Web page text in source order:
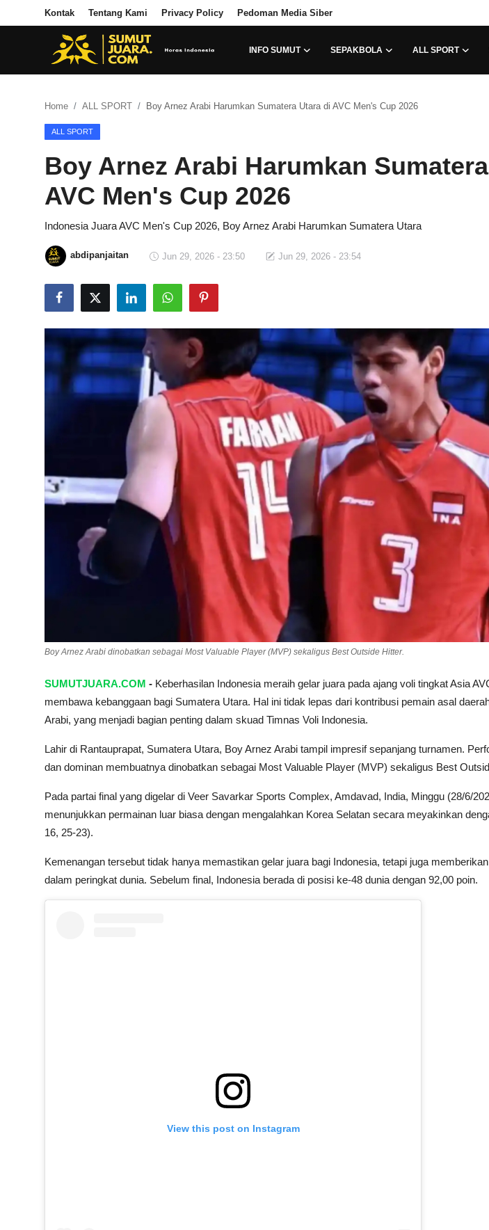
Kontak Tentang Kami Privacy Policy Pedoman Media Siber
INFO SUMUT SEPAKBOLA ALL SPORT
Login Register
Privacy Policy
INFO SUMUT
SEPAKBOLA
ALL SPORT
SPORTAIMENT
SOSOK
Home ALL SPORT Boy Arnez Arabi Harumkan Sumatera Utara di AVC Men's Cup 2026
ALL SPORT
Boy Arnez Arabi Harumkan
AVC Men's Cup 2026
Indonesia Juara AVC Men's Cup 2026, Boy Arnez Arabi Harumkan Sumatera Utara
abdipanjaitan Jun 29, 2026 - 23:50 Jun 29, 2026 - 23:54
Boy Arnez Arabi dinobatkan sebagai Most Valuable Player (MVP) sekaligus Best Outside Hitter.
SUMUTJUARA.COM - Keberhasilan Indonesia meraih gelar juara pada ajang voli tingkat Asia
membawa kebanggaan bagi Sumatera Utara. Hal ini tidak lepas dari kontribusi pemain asal
Arabi, yang menjadi bagian penting dalam skuad Timnas Voli Indonesia.
Lahir di Rantauprapat, Sumatera Utara, Boy Arnez Arabi tampil impresif sepanjang turnamen.
dan dominan membuatnya dinobatkan sebagai Most Valuable Player (MVP) sekaligus Best
Pada partai final yang digelar di Veer Savarkar Sports Complex, Amdavad, India, Minggu (28/6/
menunjukkan permainan luar biasa dengan mengalahkan Korea Selatan secara meyakinkan
16, 25-23).
Kemenangan tersebut tidak hanya memastikan gelar juara bagi Indonesia, tetapi juga
dalam peringkat dunia. Sebelum final, Indonesia berada di posisi ke-48 dunia dengan 92,00 poin.
View this post on Instagram